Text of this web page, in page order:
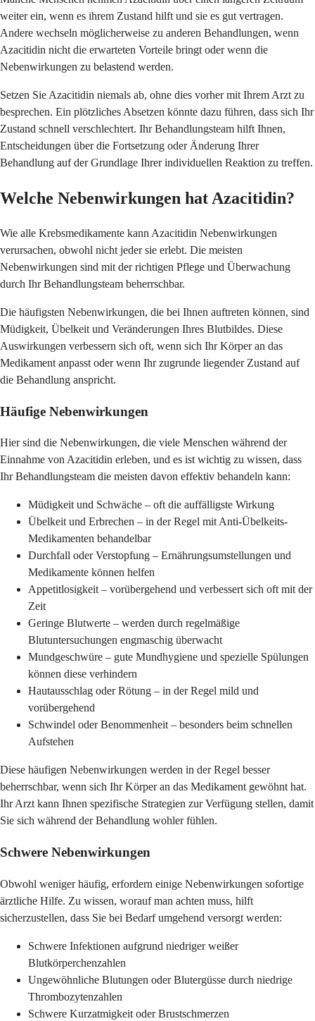
weiter ein, wenn es ihrem Zustand hilft und sie es gut vertragen.
Andere wechseln möglicherweise zu anderen Behandlungen, wenn
Azacitidin nicht die erwarteten Vorteile bringt oder wenn die
Nebenwirkungen zu belastend werden.
Setzen Sie Azacitidin niemals ab, ohne dies vorher mit Ihrem Arzt zu
besprechen. Ein plötzliches Absetzen könnte dazu führen, dass sich Ihr
Zustand schnell verschlechtert. Ihr Behandlungsteam hilft Ihnen,
Entscheidungen über die Fortsetzung oder Änderung Ihrer
Behandlung auf der Grundlage Ihrer individuellen Reaktion zu treffen.
Welche Nebenwirkungen hat Azacitidin?
Wie alle Krebsmedikamente kann Azacitidin Nebenwirkungen
verursachen, obwohl nicht jeder sie erlebt. Die meisten
Nebenwirkungen sind mit der richtigen Pflege und Überwachung
durch Ihr Behandlungsteam beherrschbar.
Die häufigsten Nebenwirkungen, die bei Ihnen auftreten können, sind
Müdigkeit, Übelkeit und Veränderungen Ihres Blutbildes. Diese
Auswirkungen verbessern sich oft, wenn sich Ihr Körper an das
Medikament anpasst oder wenn Ihr zugrunde liegender Zustand auf
die Behandlung anspricht.
Häufige Nebenwirkungen
Hier sind die Nebenwirkungen, die viele Menschen während der
Einnahme von Azacitidin erleben, und es ist wichtig zu wissen, dass
Ihr Behandlungsteam die meisten davon effektiv behandeln kann:
Müdigkeit und Schwäche – oft die auffälligste Wirkung
Übelkeit und Erbrechen – in der Regel mit Anti-Übelkeits-
Medikamenten behandelbar
Durchfall oder Verstopfung – Ernährungsumstellungen und
Medikamente können helfen
Appetitlosigkeit – vorübergehend und verbessert sich oft mit der
Zeit
Geringe Blutwerte – werden durch regelmäßige
Blutuntersuchungen engmaschig überwacht
Mundgeschwüre – gute Mundhygiene und spezielle Spülungen
können diese verhindern
Hautausschlag oder Rötung – in der Regel mild und
vorübergehend
Schwindel oder Benommenheit – besonders beim schnellen
Aufstehen
Diese häufigen Nebenwirkungen werden in der Regel besser
beherrschbar, wenn sich Ihr Körper an das Medikament gewöhnt hat.
Ihr Arzt kann Ihnen spezifische Strategien zur Verfügung stellen, damit
Sie sich während der Behandlung wohler fühlen.
Schwere Nebenwirkungen
Obwohl weniger häufig, erfordern einige Nebenwirkungen sofortige
ärztliche Hilfe. Zu wissen, worauf man achten muss, hilft
sicherzustellen, dass Sie bei Bedarf umgehend versorgt werden:
Schwere Infektionen aufgrund niedriger weißer
Blutkörperchenzahlen
Ungewöhnliche Blutungen oder Blutergüsse durch niedrige
Thrombozytenzahlen
Schwere Kurzatmigkeit oder Brustschmerzen